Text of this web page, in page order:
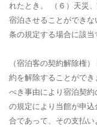
れたとき。 （６）天災
宿泊させることができ
条の規定する場合に該当
（宿泊客の契約解除権）
約を解除することがで
べき事由により宿泊契
の規定により当館が申
合であって、その支払